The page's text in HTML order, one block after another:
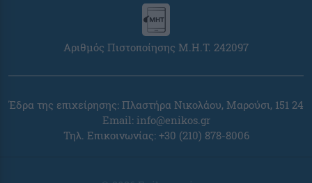
Αριθμός Πιστοποίησης Μ.Η.Τ. 242097
Έδρα της επιχείρησης: Πλαστήρα Νικολάου, Μαρούσι, 151 24
Email: info@enikos.gr
Τηλ. Επικοινωνίας: +30 (210) 878-8006